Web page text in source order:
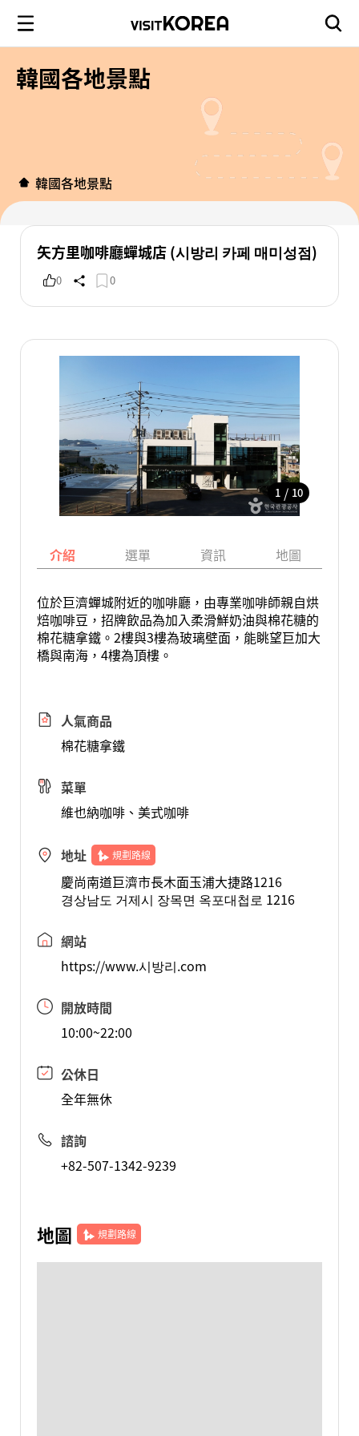
韓國各地景點
韓國各地景點
矢方里咖啡廳蟬城店 (시방리 카페 매미성점)
0 0
1 / 10
介紹 選單 資訊 地圖
位於巨濟蟬城附近的咖啡廳，由專業咖啡師親自烘
焙咖啡豆，招牌飲品為加入柔滑鮮奶油與棉花糖的
棉花糖拿鐵。2樓與3樓為玻璃壁面，能眺望巨加大
橋與南海，4樓為頂樓。
人氣商品
棉花糖拿鐵
菜單
維也納咖啡、美式咖啡
地址 規劃路線
慶尚南道巨濟市長木面玉浦大捷路1216
경상남도 거제시 장목면 옥포대첩로 1216
網站
https://www.시방리.com
開放時間
10:00~22:00
公休日
全年無休
諮詢
+82-507-1342-9239
地圖 規劃路線